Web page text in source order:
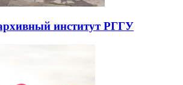
институт РГГУ